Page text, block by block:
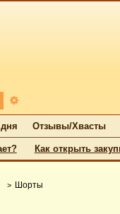
Отзывы/Хвасты
Как открыть
Шорты